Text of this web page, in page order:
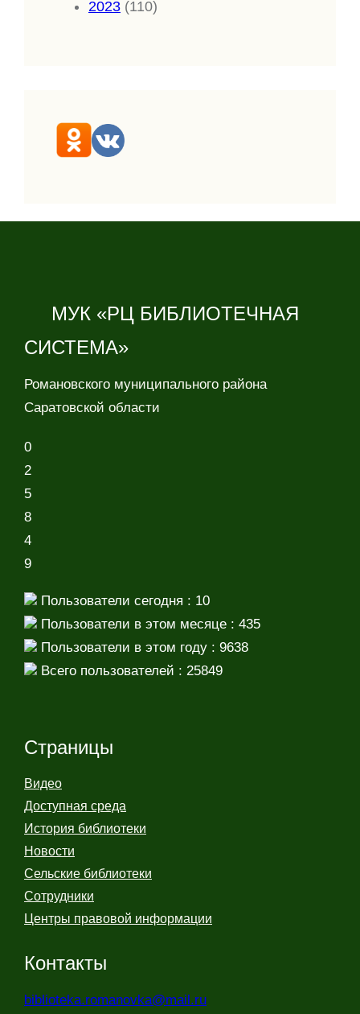
2023 (110)
МУК «РЦ БИБЛИОТЕЧНАЯ
СИСТЕМА»
Романовского муниципального района
Саратовской области
0
2
5
8
4
9
Пользователи сегодня : 10
Пользователи в этом месяце : 435
Пользователи в этом году : 9638
Всего пользователей : 25849
Страницы
Видео
Доступная среда
История библиотеки
Новости
Сельские библиотеки
Сотрудники
Центры правовой информации
Контакты
biblioteka.romanovka@mail.ru